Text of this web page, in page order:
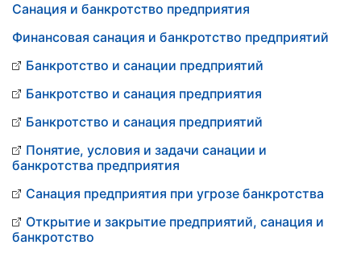
Санация и банкротство предприятия
Финансовая санация и банкротство предприятий
Банкротство и санации предприятий
Банкротство и санация предприятия
Банкротство и санация предприятий
Понятие, условия и задачи санации и
банкротства предприятия
Санация предприятия при угрозе банкротства
Открытие и закрытие предприятий, санация и
банкротство